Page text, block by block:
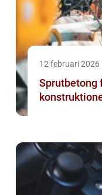
12 februari 2026
Sprutbetong